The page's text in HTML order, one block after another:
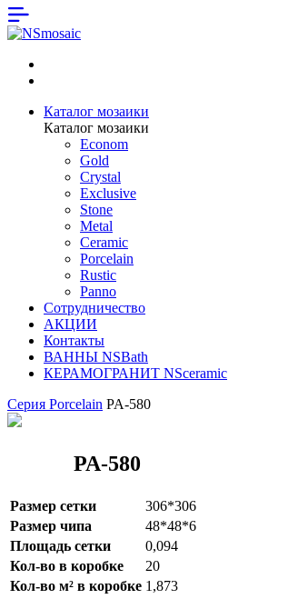
Каталог мозаики
Каталог мозаики
Econom
Gold
Crystal
Exclusive
Stone
Metal
Ceramic
Porcelain
Rustic
Panno
Сотрудничество
АКЦИИ
Контакты
ВАННЫ NSBath
КЕРАМОГРАНИТ NSceramic
Серия Porcelain PA-580
PA-580
Размер сетки
306*306
Размер чипа
48*48*6
Площадь сетки
0,094
Кол-во в коробке
20
Кол-во м² в коробке 1,873